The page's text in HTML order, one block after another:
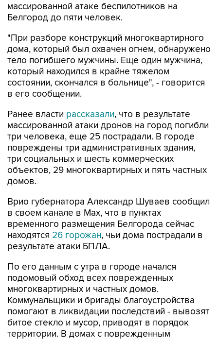
"При разборе конструкций многоквартирного
тело погибшего мужчины. Еще один мужчина,
который находился в крайне тяжелом
состоянии, скончался в больнице", - говорится
в его сообщении.
Ранее властирассказали
три человека, еще 25 пострадали. В городе
повреждены три административных здания,
три социальных и шесть коммерческих
объектов, 29 многоквартирных и пять частных
домов.
Врио губернатора Александр Шуваев сообщил
временного размещения Белгорода сейчас
находятся26 горожан, чьи дома пострадали в
результате атаки БПЛА.
По его данным с утра в городе начался
многоквартирных и частных домов.
Коммунальщики и бригады благоустройства
помогают в ликвидации последствий - вывозят
битое стекло и мусор, приводят в порядок
территории. В домах с поврежденным
остеклением приступили к закрытию
теплового контура по временной схеме.